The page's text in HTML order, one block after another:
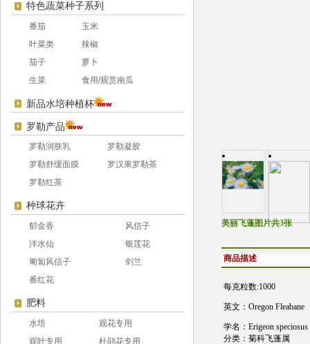
特色蔬菜种子系列
番茄
玉米
叶菜类
辣椒
茄子
萝卜
生菜
食用/观赏南瓜
新品水培种植杯
罗勒产品
罗勒润肤乳
罗勒凝胶
罗勒舒缓面膜
罗汉果罗勒茶
罗勒红茶
种球花卉
郁金香
风信子
洋水仙
银莲花
匍匐风信子
剑兰
番红花
肥料
水培
观花专用
观叶专用
杜鹃花专用
美丽飞蓬图片共3张
商品描述
每克粒数:1000
英文：Oregon Fleabane
学名：Erigeon speciosus
分类：菊科飞蓬属